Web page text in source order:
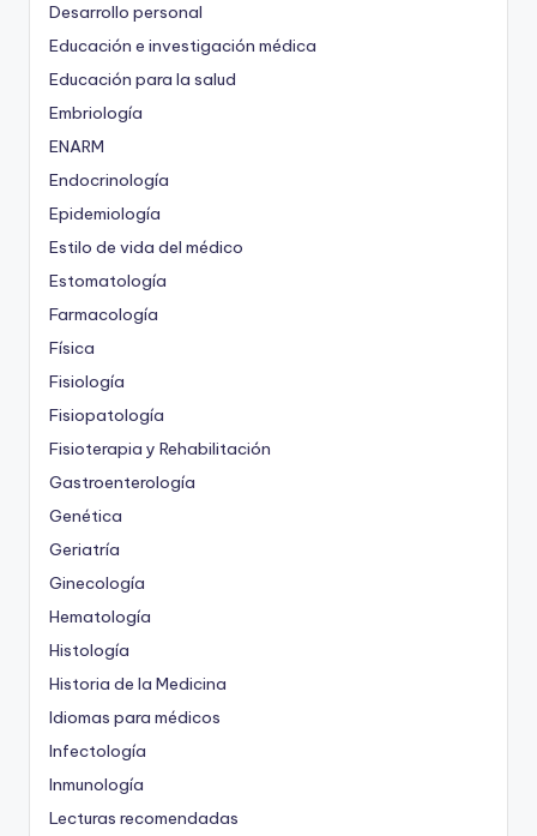
Desarrollo personal
Educación e investigación médica
Educación para la salud
Embriología
ENARM
Endocrinología
Epidemiología
Estilo de vida del médico
Estomatología
Farmacología
Física
Fisiología
Fisiopatología
Fisioterapia y Rehabilitación
Gastroenterología
Genética
Geriatría
Ginecología
Hematología
Histología
Historia de la Medicina
Idiomas para médicos
Infectología
Inmunología
Lecturas recomendadas